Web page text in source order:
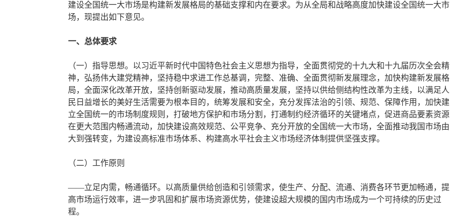
建设全国统一大市场是构建新发展格局的基础支撑和内在要求。为从全局和战略高度加快建设全国统一大市
场，现提出如下意见。
一、总体要求
（一）指导思想。以习近平新时代中国特色社会主义思想为指导，全面贯彻党的十九大和十九届历次全会精
神，弘扬伟大建党精神，坚持稳中求进工作总基调，完整、准确、全面贯彻新发展理念，加快构建新发展格
局，全面深化改革开放，坚持创新驱动发展，推动高质量发展，坚持以供给侧结构性改革为主线，以满足人
民日益增长的美好生活需要为根本目的，统筹发展和安全，充分发挥法治的引领、规范、保障作用，加快建
立全国统一的市场制度规则，打破地方保护和市场分割，打通制约经济循环的关键堵点，促进商品要素资源
在更大范围内畅通流动，加快建设高效规范、公平竞争、充分开放的全国统一大市场，全面推动我国市场由
大到强转变，为建设高标准市场体系、构建高水平社会主义市场经济体制提供坚强支撑。
（二）工作原则
——立足内需，畅通循环。以高质量供给创造和引领需求，使生产、分配、流通、消费各环节更加畅通，提
高市场运行效率，进一步巩固和扩展市场资源优势，使建设超大规模的国内市场成为一个可持续的历史过
程。